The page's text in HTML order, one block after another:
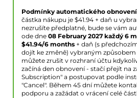
Podmínky automatického obnovení
částka nákupu je $41.94 + daň u
nezrušíte předplatné, bude se vám
ode dne 08 February 2027 každý 6
$41.94/6 months + daň (s
dojít ke změně) vybraným
můžete zrušit v rozhraní účtu
začíná den obnovení - stačí přejít na
Subscription" a postupovat podle
"Cancel". Během 45 dní můžete
podporu a zažádat o vrácení celé